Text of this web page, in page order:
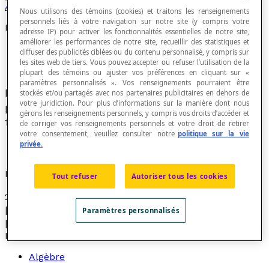
Arithmétique
Décomposition d'un nombre en facteurs primaires
Représentation d'un nombre sous la forme d'un
produit de sesdiviseurs premiersexprimés sous
forme exponentielle.
Exemples
25 = [latex]5^{2}[/latex] 36 = [latex]2^{2}[/latex] ×
[latex]3^{2}[/latex] 900 = [latex]2^{2}[/latex] ×
[latex]3^{2}[/latex] × [latex]5^{2}[/latex]
Recherche par thème
Algèbre
Nous utilisons des témoins (cookies) et traitons les renseignements
personnels liés à votre navigation sur notre site (y compris votre
adresse IP) pour activer les fonctionnalités essentielles de notre site,
améliorer les performances de notre site, recueillir des statistiques et
diffuser des publicités ciblées ou du contenu personnalisé, y compris sur
les sites web de tiers. Vous pouvez accepter ou refuser l’utilisation de la
plupart des témoins ou ajuster vos préférences en cliquant sur «
paramètres personnalisés ». Vos renseignements pourraient être
stockés et/ou partagés avec nos partenaires publicitaires en dehors de
votre juridiction. Pour plus d’informations sur la manière dont nous
gérons les renseignements personnels, y compris vos droits d’accéder et
de corriger vos renseignements personnels et votre droit de retirer
votre consentement, veuillez consulter notre politique sur la vie
privée.
Tout refuser Autoriser tous les cookies
Paramètres personnalisés